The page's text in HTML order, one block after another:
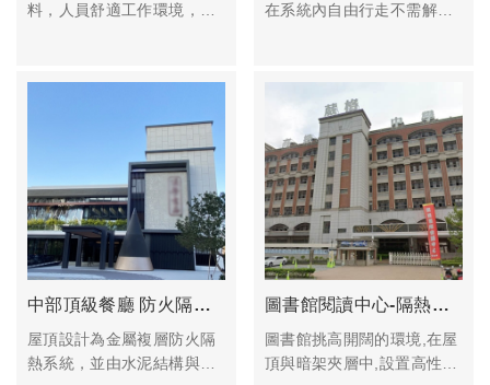
料，人員舒適工作環境，提
低碳排放，節省成本〪
在系統內自由行走不需解下
鉤具，無脫離系統之危害
中部頂級餐廳 防火隔熱系統
屋頂設計為金屬複層防火隔
熱系統，並由水泥結構與鐵
圖書館閱讀中心-隔熱保溫節能改善
圖書館挑高開闊的環境,在屋
頂與暗架夾層中,設置高性能